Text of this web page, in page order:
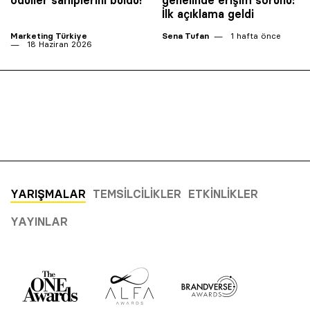
Marketing Türkiye
18 Haziran 2026
İlk açıklama geldi
Sena Tufan 1 hafta önce
YARIŞMALAR TEMSILCILIKLER ETKINLIKLER
YAYINLAR